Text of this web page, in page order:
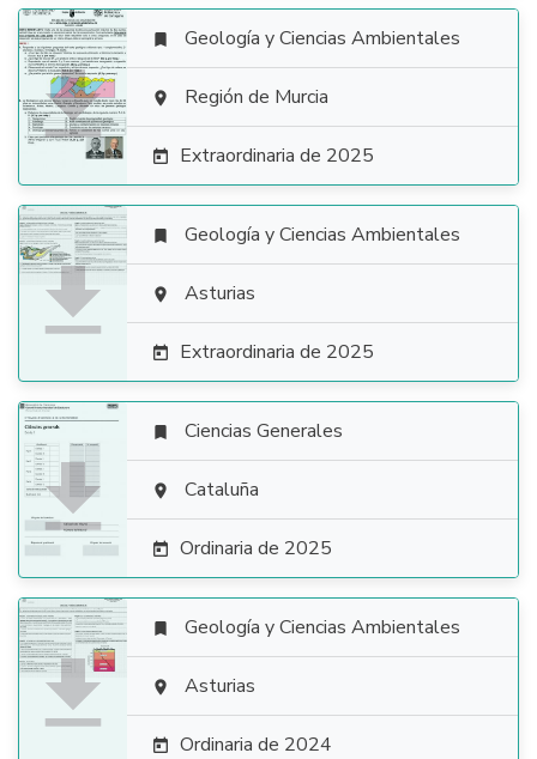

 Geología y Ciencias Ambientales
 Región de Murcia
 Extraordinaria de 2025

 Geología y Ciencias Ambientales
 Asturias
 Extraordinaria de 2025

 Ciencias Generales
 Cataluña
 Ordinaria de 2025

 Geología y Ciencias Ambientales
 Asturias
 Ordinaria de 2024